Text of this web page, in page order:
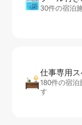
30件の宿泊
仕事専用
180件の宿泊
す